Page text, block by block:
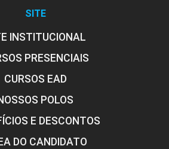
e Paradigmas
Cloud Computing
SITE
INSTITUCIONAL
PRESENCIAIS
CURSOS EAD
POLOS
E DESCONTOS
DO CANDIDATO